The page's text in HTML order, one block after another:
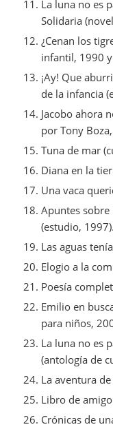
La luna no es
Solidaria
¿Cenan los
infantil, 1990
¡Ay! Que
de la infancia
Jacobo ahora
por Tony
Tuna de mar
Diana en la
Una vaca
Apuntes
(estudio, 1997).
Las aguas
Elogio a la
Poesía
Emilio en
para niños,
La luna no es
(antología de
La aventura
Libro de
Crónicas de